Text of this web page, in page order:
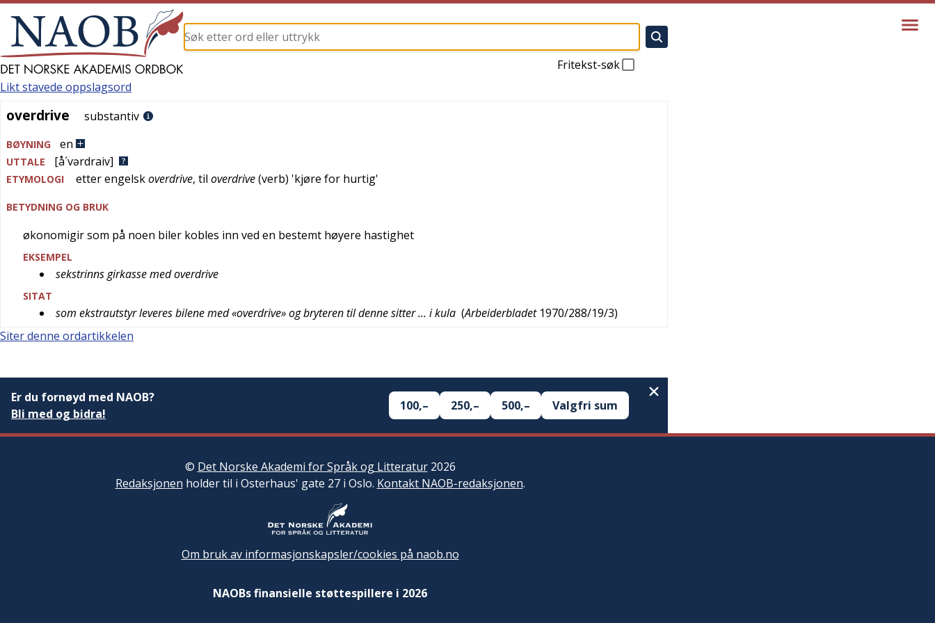
Fritekst-søk
overdrive
Likt stavede oppslagsord
overdrive substantiv
BØYNING en
UTTALE [å´vərdraiv]
ETYMOLOGI etterengelskoverdrive, til overdrive(verb) 'kjøre for hurtig'
BETYDNING OG BRUK
økonomigir som på noen biler kobles inn ved en bestemt høyere hastighet
EKSEMPEL
sekstrinns girkasse med overdrive
SITAT
som ekstrautstyr leveres bilene med «overdrive» og bryteren til denne sitter … i kula (Arbeiderbladet 1970/288/19/3)
Siter denne ordartikkelen
Er du fornøyd med NAOB?
Bli med og bidra!
100,– 250,– 500,– Valgfri sum
© Det Norske Akademi for Språk og Litteratur2026
Redaksjonen holder til i Osterhaus' gate 27 i Oslo. Kontakt NAOB-redaksjonen.
Om bruk av informasjonskapsler/cookies på naob.no
NAOBs finansielle støttespillere i 2026